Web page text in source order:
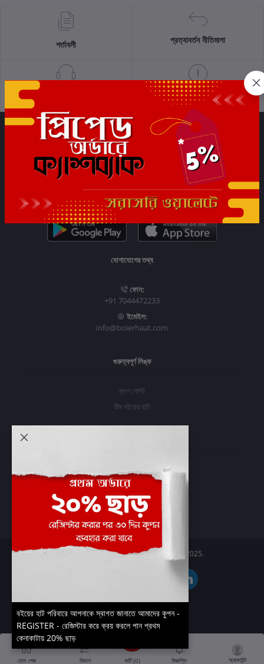
শর্তাবলী প্রত্যাবর্তন নীতিমালা
গোপনীয়তা নীতি
সাবস্ক্রাইব
যোগাযোগের তথ্য
ফোন:
+91 7044472233
ইমেইল:
info@boierhaat.com
গুরুত্বপূর্ণ লিঙ্ক
ব্লগ পোস্ট
টিম বইয়ের হাট
প্রবেশ করুন
অর্ডার ইতিহাস
আমার ইচ্ছাগুলি
অর্ডার ট্র্যাকিং
Boier Haat™ | © All rights reserved 2025.
হোম পেজ বিভাগ কার্ট (0) বিজ্ঞপ্তি অ্যাকাউন্ট
বইয়ের হাট পরিবারে আপনাকে স্বাগত জানাতে আমাদের কুপন -
REGISTER - রেজিস্টার করে ক্রয় করলে পান প্রথম
কেনাকাটায় 20% ছাড়